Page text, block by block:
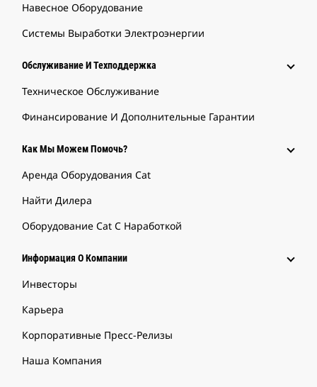
Навесное Оборудование
Системы Выработки Электроэнергии
Обслуживание И Техподдержка
Техническое Обслуживание
Финансирование И Дополнительные Гарантии
Как Мы Можем Помочь?
Аренда Оборудования Cat
Найти Дилера
Оборудование Cat С Наработкой
Информация О Компании
Инвесторы
Карьера
Корпоративные Пресс-Релизы
Наша Компания